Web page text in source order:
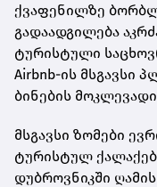
ქვაფენილზე
გადაადგილება
ტურისტული
Airbnb-ის მსგავსი
ბინების
მსგავსი ზომები
ტურისტულ
დუბროვნიკში